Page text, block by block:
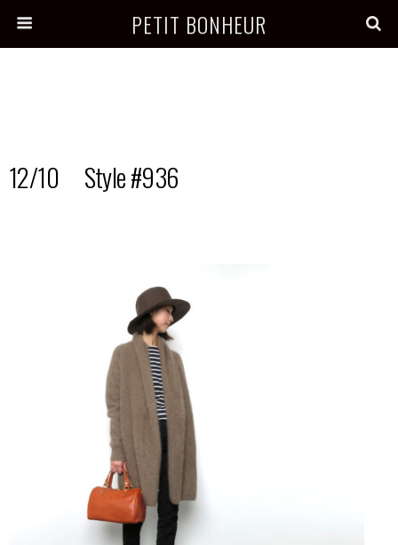
PETIT BONHEUR
12/10 Style #936